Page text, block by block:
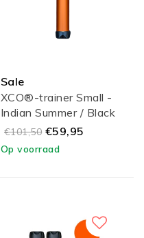
Sale
XCO®-trainer Small -
Indian Summer / Black
Lid
€101,50 €59,95
Op voorraad